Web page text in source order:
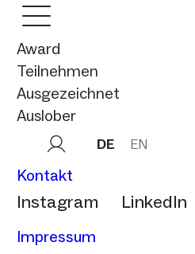
Award
Teilnehmen
Ausgezeichnet
Auslober
DE EN
Kontakt
Instagram LinkedIn
Impressum